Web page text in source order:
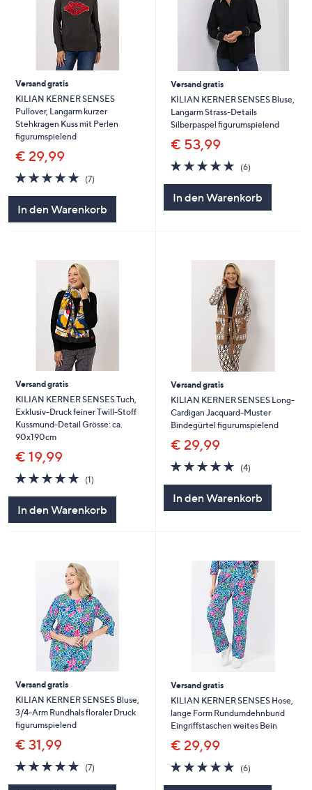
Versand gratis
KILIAN KERNER SENSES
Pullover, Langarm kurzer
Stehkragen Kuss mit Perlen
figurumspielend
€ 29,99
5.0
von
(7)7
In den Warenkorb
Versand gratis
KILIAN KERNER SENSES Bluse,
Langarm Strass-Details
Silberpaspel figurumspielend
€ 53,99
5.0
von
(6)
In den Warenkorb
Versand gratis
KILIAN KERNER SENSES Tuch,
Exklusiv-Druck feiner Twill-Stoff
Kussmund-Detail Grösse: ca.
90x190cm
€ 19,99
5.0
von
(1)1
In den Warenkorb
Versand gratis
KILIAN KERNER SENSES Long-
Cardigan Jacquard-Muster
Bindegürtel figurumspielend
€ 29,99
5.0
von
(4)4
In den Warenkorb
Versand gratis
KILIAN KERNER SENSES Bluse,
3/4-Arm Rundhals floraler Druck
figurumspielend
€ 31,99
5.0
von
(7)7
Versand gratis
KILIAN KERNER SENSES Hose,
lange Form Rundumdehnbund
Eingriffstaschen weites Bein
€ 29,99
5.0
von
(6)6